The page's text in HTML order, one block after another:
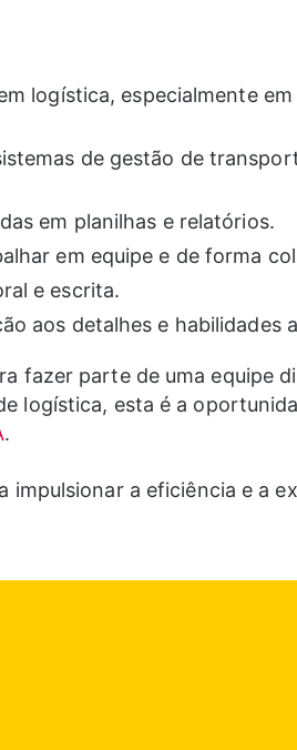
logística, especialmente
de gestão de
em planilhas e relatórios.
em equipe e de forma
e escrita.
aos detalhes e habilidades
fazer parte de uma equipe
logística, esta é a
.
impulsionar a eficiência e a